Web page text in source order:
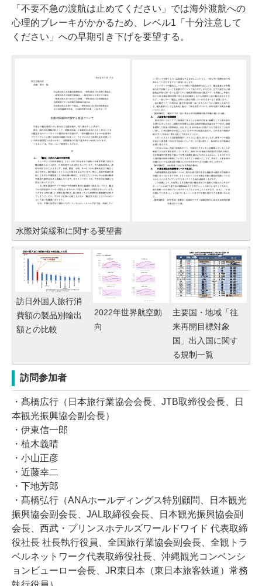
「不要不急の渡航は止めてください」では海外渡航への
心理的ブレーキがかかるため、レベル1「十分注意して
ください」への早期引き下げを要望する。
水際対策緩和に関する要望書
訪日外国人旅行消
費額の製品別輸出
額との比較
2022年世界航空動
向
主要国・地域「往
来再開目標対象
国」出入国に関す
る規制一覧
訪問参加者
・髙橋広行（日本旅行業協会会長、JTB取締役会長、日
本観光振興協会副会長）
・伊東信一郎
・植木義晴
・小山正彦
・近藤幸二
・下地芳郎
・髙橋弘行（ANAホールディングス特別顧問、日本観光
振興協会副会長、JAL取締役会長、日本観光振興協会副
会長、西武・プリンスホテルズワールドワイド 代表取締
役社長 社長執行役員、全国旅行業協会副会長、全観トラ
ベルネットワーク代表取締役社長、沖縄観光コンベンシ
ョンビューロー会長、JR東日本（東日本旅客鉄道）常務